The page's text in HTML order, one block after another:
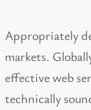
Appropriately
markets.
effective web
technically